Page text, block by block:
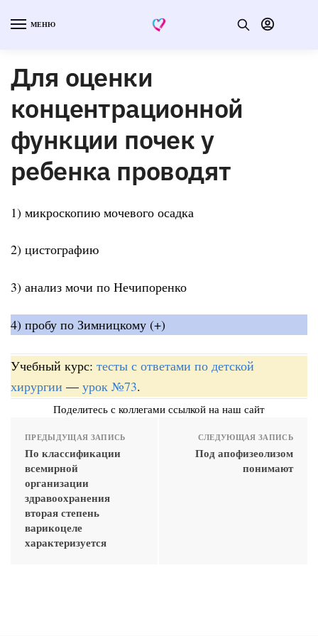
МЕНЮ
Для оценки
концентрационной
функции почек у
ребенка проводят
1) микроскопию мочевого осадка
2) цистографию
3) анализ мочи по Нечипоренко
4) пробу по Зимницкому (+)
Учебный курс: тесты с ответами по детской
хирургии — урок №73.
Поделитесь с коллегами ссылкой на наш сайт
ПРЕДЫДУЩАЯ ЗАПИСЬ
По классификации
всемирной
организации
здравоохранения
вторая степень
варикоцеле
характеризуется
СЛЕДУЮЩАЯ ЗАПИСЬ
Под апофизеолизом
понимают